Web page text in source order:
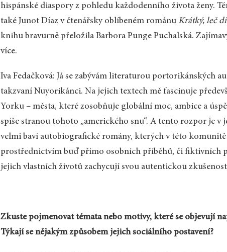
hispánské diaspory z pohledu každodenního života ženy.
také Junot Díaz v čtenářsky oblíbeném románu Krátký, leč
knihu bravurně přeložila Barbora Punge Puchalská.
více.
Iva Fedačková: Já se zabývám literaturou portorikánských
takzvaní Nuyorikánci. Na jejich textech mě fascinuje
Yorku – města, které zosobňuje globální moc, ambice a
spíše stranou tohoto „amerického snu“. A tento rozpor je
velmi baví autobiografické romány, kterých v této
prostřednictvím buď přímo osobních příběhů, či fiktivních
jejich vlastních životů zachycují svou autentickou
Zkuste pojmenovat témata nebo motivy, které se objevují
Týkají se nějakým způsobem jejich sociálního postavení?